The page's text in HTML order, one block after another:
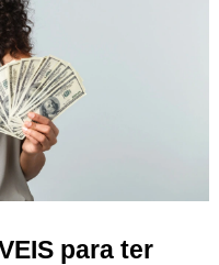
para ter